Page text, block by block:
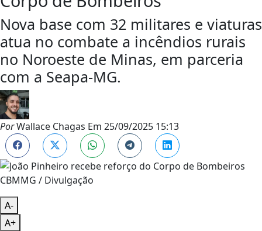
Nova base com 32 militares e viaturas
atua no combate a incêndios rurais
no Noroeste de Minas, em parceria
com a Seapa-MG.
PorWallace Chagas Em 25/09/2025 15:13
CBMMG / Divulgação
A-
A+